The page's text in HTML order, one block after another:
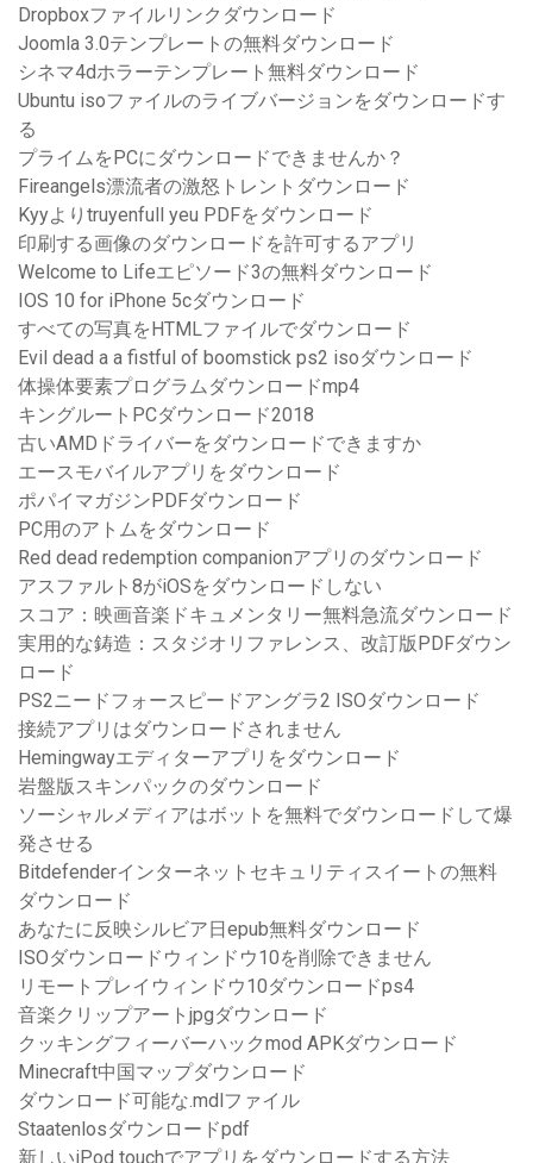
Dropboxファイルリンクダウンロード
Joomla 3.0テンプレートの無料ダウンロード
シネマ4dホラーテンプレート無料ダウンロード
Ubuntu isoファイルのライブバージョンをダウンロードす
る
プライムをPCにダウンロードできませんか？
Fireangels漂流者の激怒トレントダウンロード
Kyyよりtruyenfull yeu PDFをダウンロード
印刷する画像のダウンロードを許可するアプリ
Welcome to Lifeエピソード3の無料ダウンロード
IOS 10 for iPhone 5cダウンロード
すべての写真をHTMLファイルでダウンロード
Evil dead a a fistful of boomstick ps2 isoダウンロード
体操体要素プログラムダウンロードmp4
キングルートPCダウンロード2018
古いAMDドライバーをダウンロードできますか
エースモバイルアプリをダウンロード
ポパイマガジンPDFダウンロード
PC用のアトムをダウンロード
Red dead redemption companionアプリのダウンロード
アスファルト8がiOSをダウンロードしない
スコア：映画音楽ドキュメンタリー無料急流ダウンロード
実用的な鋳造：スタジオリファレンス、改訂版PDFダウン
ロード
PS2ニードフォースピードアングラ2 ISOダウンロード
接続アプリはダウンロードされません
Hemingwayエディターアプリをダウンロード
岩盤版スキンパックのダウンロード
ソーシャルメディアはボットを無料でダウンロードして爆
発させる
Bitdefenderインターネットセキュリティスイートの無料
ダウンロード
あなたに反映シルビア日epub無料ダウンロード
ISOダウンロードウィンドウ10を削除できません
リモートプレイウィンドウ10ダウンロードps4
音楽クリップアートjpgダウンロード
クッキングフィーバーハックmod APKダウンロード
Minecraft中国マップダウンロード
ダウンロード可能な.mdlファイル
Staatenlosダウンロードpdf
新しいiPod touchでアプリをダウンロードする方法